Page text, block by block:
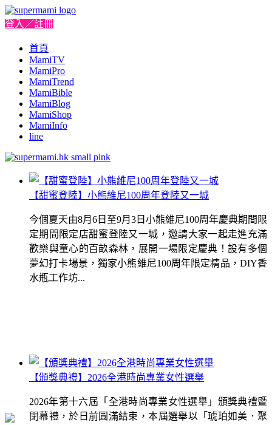
登入／註冊
首頁
MamiTV
MamiPro
MamiTrend
MamiBible
MamiBlog
MamiShop
MamiInfo
line
【甜蜜登陸】小熊維尼100周年登陸又一城
今個夏天由8月6日至9月3日小熊維尼100周年慶典期間限
定期間限定店甜蜜登陸又一城，邀請大家一起走進充滿
歡樂與童心的百畝森林，展開一場限定慶典！設有多個
夢幻打卡場景，獨家小熊維尼100周年限定精品，DIY香
水瓶工作坊...
【頒獎典禮】2026全港時尚專業女性選舉
2026年第十六屆「全港時尚專業女性選舉」頒獎典禮暨
閉幕禮，於日前圓滿結束，本屆選舉以「琥珀如美．聚